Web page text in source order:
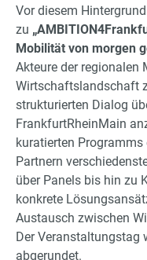
Vor diesem
zu
Mobilität von morgen
Akteure der regionalen
Wirtschaftslandschaft
strukturierten Dialog
FrankfurtRheinMain
kuratierten
Partnern
über Panels bis hin zu
konkrete
Austausch zwischen
Der Veranstaltungstag
abgerundet.